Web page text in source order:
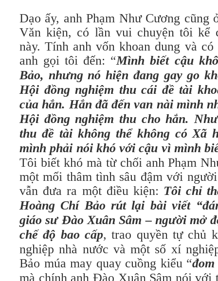
Dạo ấy, anh Phạm Như Cương cũng
Văn kiện, có lần vui chuyện tôi kể
này. Tính anh vốn khoan dung và
anh gọi tôi đến: “Mình biết cậu
Bảo, nhưng nó hiện đang gay go
Hội đồng nghiệm thu cái đề tài
của hắn. Hắn đã đến van nài mình
Hội đồng nghiệm thu cho hắn.
thu đề tài không thể không có Xã
mình phải nói khó với cậu vì mình
Tôi biết khó mà từ chối anh Phạm
một mối thâm tình sâu đậm với
vẫn đưa ra một điều kiện: Tôi chỉ
Hoàng Chí Bảo rút lại bài viết
giáo sư Đào Xuân Sâm – người mở
chế độ bao cấp, trao quyền tự chủ
nghiệp nhà nước và một số xí
Bảo múa may quay cuồng kiểu “
mà chính anh Đào Xuân Sâm nói với